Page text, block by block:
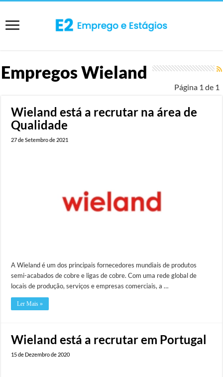
EmpregosWieland
Página 1 de 1
Wieland está a recrutar na área de
Qualidade
27 de Setembro de 2021
A Wieland é um dos principais fornecedores mundiais de produtos
semi-acabados de cobre e ligas de cobre. Com uma rede global de
locais de produção, serviços e empresas comerciais, a …
Ler Mais »
Wieland está a recrutar em Portugal
15 de Dezembro de 2020